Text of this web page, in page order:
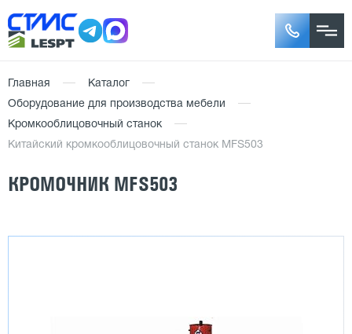
Главная
Каталог
Оборудование для производства мебели
Кромкооблицовочный станок
Китайский кромкооблицовочный станок MFS503
КРОМОЧНИК MFS503